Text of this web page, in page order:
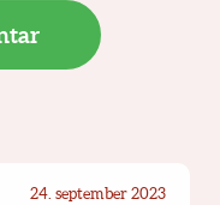
24. september 2023